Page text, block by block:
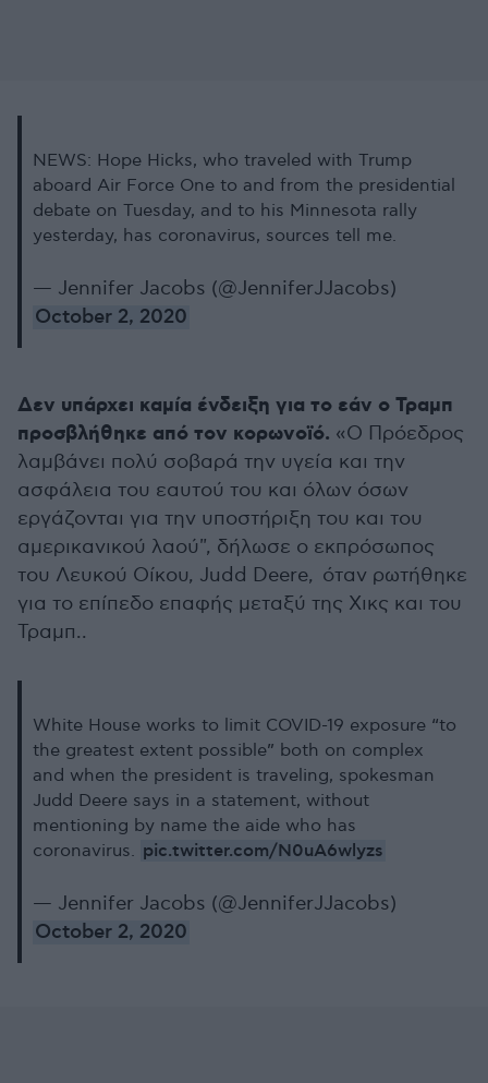
NEWS: Hope Hicks, who traveled with Trump
aboard Air Force One to and from the presidential
debate on Tuesday, and to his Minnesota rally
yesterday, has coronavirus, sources tell me.
— Jennifer Jacobs (@JenniferJJacobs)
October 2, 2020
Δεν υπάρχει καμία ένδειξη για το εάν ο Τραμπ
προσβλήθηκε από τον κορωνοϊό. «Ο Πρόεδρος
λαμβάνει πολύ σοβαρά την υγεία και την
ασφάλεια του εαυτού του και όλων όσων
εργάζονται για την υποστήριξη του και του
αμερικανικού λαού", δήλωσε ο εκπρόσωπος
του Λευκού Οίκου, Judd Deere, όταν ρωτήθηκε
για το επίπεδο επαφής μεταξύ της Χικς και του
Τραμπ..
White House works to limit COVID-19 exposure “to
the greatest extent possible” both on complex
and when the president is traveling, spokesman
Judd Deere says in a statement, without
mentioning by name the aide who has
coronavirus. pic.twitter.com/N0uA6wlyzs
— Jennifer Jacobs (@JenniferJJacobs)
October 2, 2020